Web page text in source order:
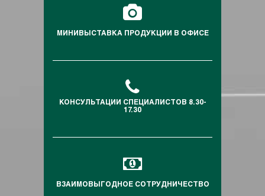
МИНИВЫСТАВКА ПРОДУКЦИИ В ОФИСЕ
КОНСУЛЬТАЦИИ СПЕЦИАЛИСТОВ 8.30-
17.30
ВЗАИМОВЫГОДНОЕ СОТРУДНИЧЕСТВО